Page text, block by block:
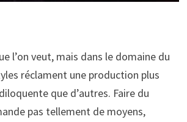
l’on veut, mais dans le domaine du
réclament une production plus
que d’autres. Faire du
pas tellement de moyens,